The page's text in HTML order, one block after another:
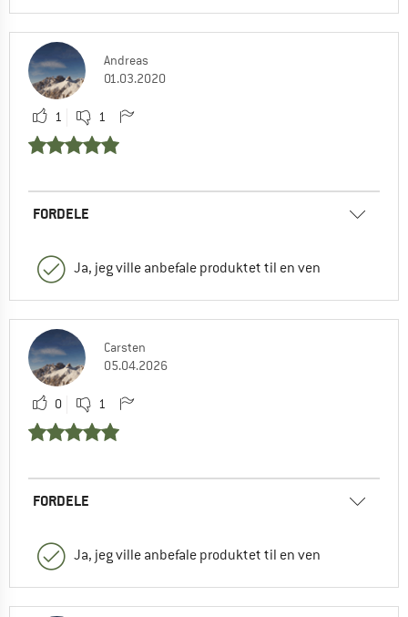
Andreas
01.03.2020
1 1
FORDELE
Ja, jeg ville anbefale produktet til en ven
Carsten
05.04.2026
0 1
FORDELE
Ja, jeg ville anbefale produktet til en ven